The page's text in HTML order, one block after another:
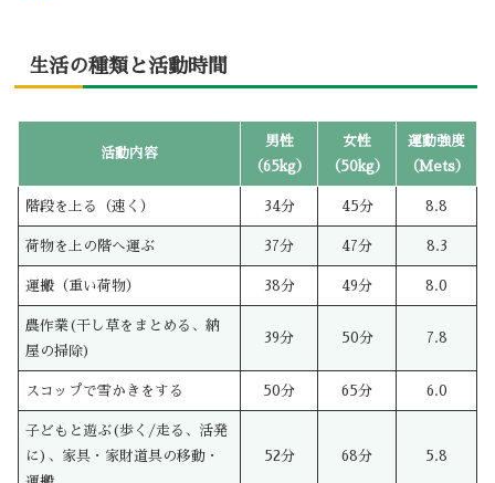
生活の種類と活動時間
活動内容
男性
（65kg）
女性
（50kg）
運動強度
（Mets）
階段を上る（速く） 34分 45分 8.8
荷物を上の階へ運ぶ 37分 47分 8.3
運搬（重い荷物） 38分 49分 8.0
農作業(干し草をまとめる、納
屋の掃除)
39分 50分 7.8
スコップで雪かきをする 50分 65分 6.0
子どもと遊ぶ(歩く/走る、活発
に)、家具・家財道具の移動・
52分 68分 5.8